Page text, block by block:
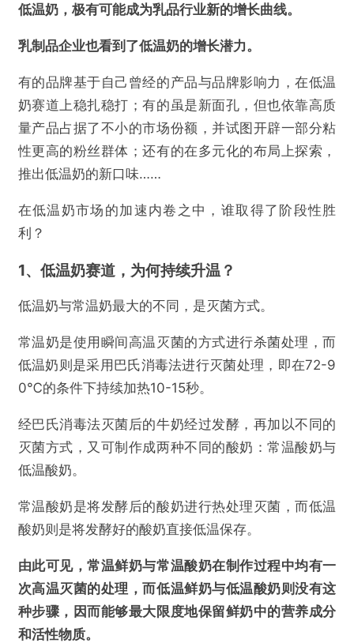
低温奶，极有可能成为乳品行业新的增长曲线。
乳制品企业也看到了低温奶的增长潜力。
有的品牌基于自己曾经的产品与品牌影响力，在低温
奶赛道上稳扎稳打；有的虽是新面孔，但也依靠高质
量产品占据了不小的市场份额，并试图开辟一部分粘
性更高的粉丝群体；还有的在多元化的布局上探索，
推出低温奶的新口味……
在低温奶市场的加速内卷之中，谁取得了阶段性胜
利？
1、低温奶赛道，为何持续升温？
低温奶与常温奶最大的不同，是灭菌方式。
常温奶是使用瞬间高温灭菌的方式进行杀菌处理，而
低温奶则是采用巴氏消毒法进行灭菌处理，即在72-9
0℃的条件下持续加热10-15秒。
经巴氏消毒法灭菌后的牛奶经过发酵，再加以不同的
灭菌方式，又可制作成两种不同的酸奶：常温酸奶与
低温酸奶。
常温酸奶是将发酵后的酸奶进行热处理灭菌，而低温
酸奶则是将发酵好的酸奶直接低温保存。
由此可见，常温鲜奶与常温酸奶在制作过程中均有一
次高温灭菌的处理，而低温鲜奶与低温酸奶则没有这
种步骤，因而能够最大限度地保留鲜奶中的营养成分
和活性物质。